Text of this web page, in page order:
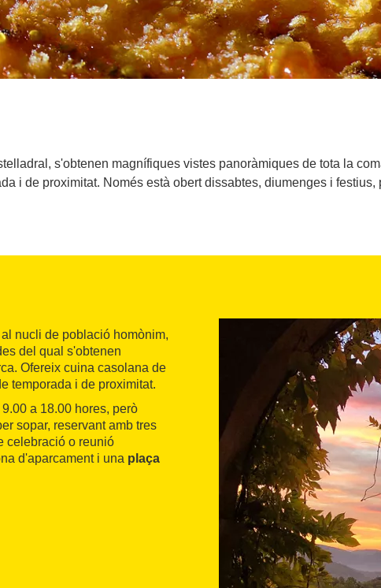
s'obtenen magnífiques vistes panoràmiques de tota la
i de proximitat. Només està obert dissabtes, diumenges i festius,
nucli de població homònim,
del qual s'obtenen
Ofereix cuina casolana de
temporada i de proximitat.
a 18.00 hores, però
sopar, reservant amb tres
celebració o reunió
d'aparcament i una plaça